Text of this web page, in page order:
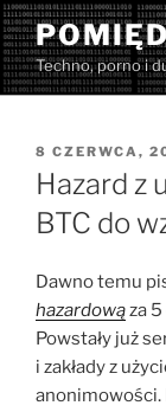
Przejdź
do
treściTechno, porno i
W
8 CZERWCA,
Hazard z
BTC do
Dawno temu
hazardowąza
Powstały już
i zakłady z
anonimowości.